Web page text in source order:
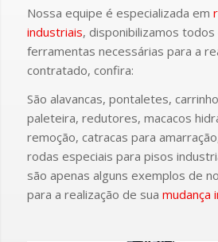
Nossa equipe é especializada em
industriais, disponibilizamos
ferramentas necessárias para a
contratado, confira:
São alavancas, pontaletes,
paleteira, redutores, macacos
remoção, catracas para
rodas especiais para pisos
são apenas alguns exemplos de
para a realização de sua mudança